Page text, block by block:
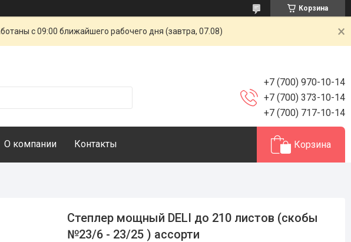
Корзина
с 09:00 ближайшего рабочего дня (завтра, 07.08)
+7 (700) 970-10-14
+7 (700) 373-10-14
+7 (700) 717-10-14
О компании Контакты Корзина
Степлер мощный DELI до 210 листов (скобы
№23/6 - 23/25 ) ассорти